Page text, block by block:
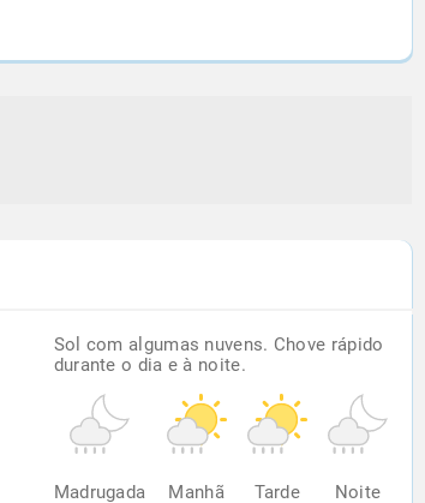
Sol com algumas nuvens. Chove rápido
durante o dia e à noite.
Madrugada Manhã Tarde Noite